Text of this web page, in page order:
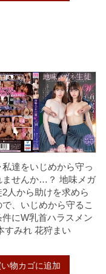
達をいじめから守っ
ませんか…？ 地味メガ
2人から助けを求めら
で、いじめから守るこ
件にW乳首ハラスメン
すみれ 花狩まい
物カゴに追加